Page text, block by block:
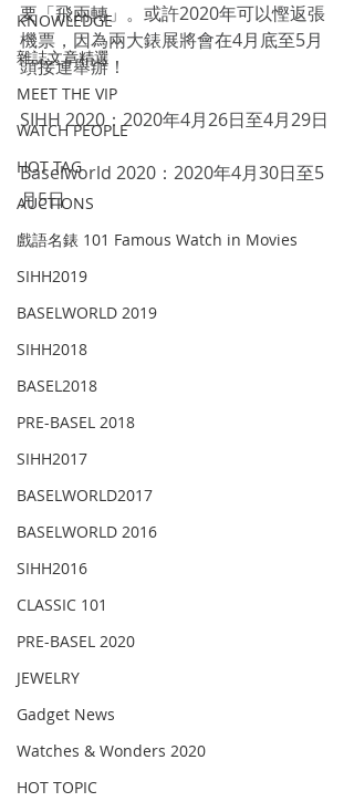
KNOWLEDGE
雜誌文章精選
MEET THE VIP
WATCH PEOPLE
HOT TAG
AUCTIONS
戲語名錶 101 Famous Watch in Movies
SIHH2019
BASELWORLD 2019
SIHH2018
BASEL2018
PRE-BASEL 2018
SIHH2017
BASELWORLD2017
BASELWORLD 2016
SIHH2016
CLASSIC 101
PRE-BASEL 2020
JEWELRY
Gadget News
Watches & Wonders 2020
HOT TOPIC
要「飛兩轉」。或許2020年可以慳返張
機票，因為兩大錶展將會在4月底至5月
頭接連舉辦！
SIHH 2020：2020年4月26日至4月29日
Baselworld 2020：2020年4月30日至5
月5日